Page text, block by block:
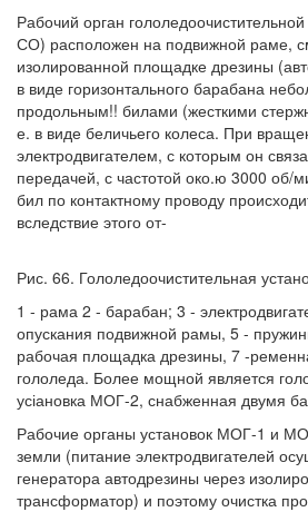
Рабочий орган
СО) расположен на подвижной раме,
изолированной площадке дрезины
в виде горизонтального барабана
продольным!! билами (жесткими
е. в виде беличьего колеса. При
электродвигателем, с которым он
передачей, с частотой око.ю 3000 об/
бил по контактному проводу
вследствие этого от-
Рис. 66. Гололедоочистительная
1 - рама 2 - барабан; 3 -
опускания подвижной рамы, 5 -
рабочая площадка дрезины, 7 -
гололеда. Более мощной является
усіановка МОГ-2, снабженная двумя
Рабочие органы установок МОГ-1 и
земли (питание электродвигателей
генератора автодрезины через
трансформатор) и поэтому очистка